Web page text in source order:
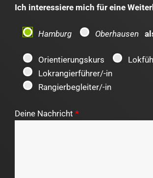
Ich interessiere mich für eine
Hamburg Oberhausen
Orientierungskurs
Lokrangierführer/-in
Rangierbegleiter/-in
Deine Nachricht *